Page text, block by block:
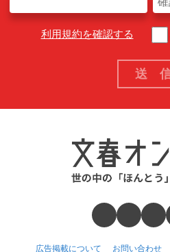
利用規約を確認する
広告掲載について お問い合わせ